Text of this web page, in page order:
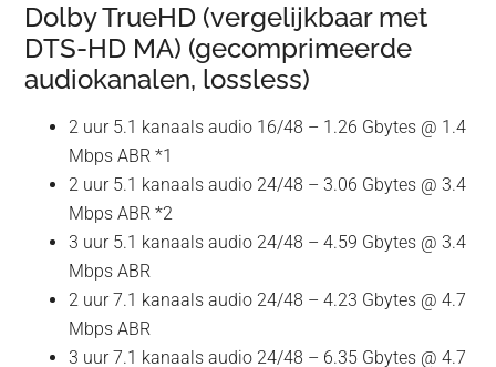
Dolby TrueHD (vergelijkbaar met
DTS-HD MA) (gecomprimeerde
audiokanalen, lossless)
2 uur 5.1 kanaals audio 16/48 – 1.26 Gbytes @ 1.4
Mbps ABR *1
2 uur 5.1 kanaals audio 24/48 – 3.06 Gbytes @ 3.4
Mbps ABR *2
3 uur 5.1 kanaals audio 24/48 – 4.59 Gbytes @ 3.4
Mbps ABR
2 uur 7.1 kanaals audio 24/48 – 4.23 Gbytes @ 4.7
Mbps ABR
3 uur 7.1 kanaals audio 24/48 – 6.35 Gbytes @ 4.7